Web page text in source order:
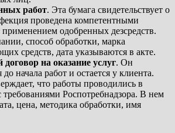
работ. Эта бумага свидетельствует о
проведена компетентными
одобренных дезсредств.
способ обработки, марка
средств, дата указываются в акте.
на оказание услуг. Он
начала работ и остается у клиента.
что работы проводились в
требованиями Роспотребнадзора. В нем
цена, методика обработки, имя